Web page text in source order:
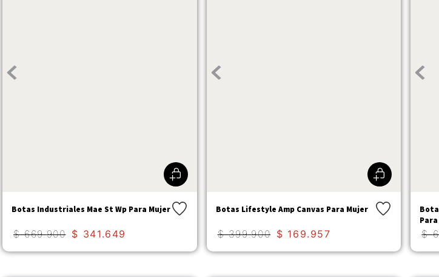
Botas Industriales Mae St Wp Para Mujer
$ 669.900 $ 341.649
Botas Lifestyle Amp Canvas Para Mujer
$ 399.900 $ 169. 957 $